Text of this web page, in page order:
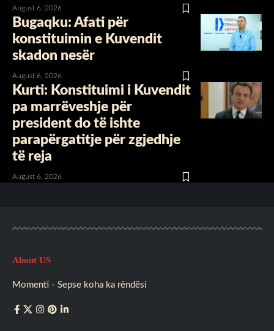
August 6, 2026
Bugaqku: Afati për
konstituimin e Kuvendit
skadon nesër
August 6, 2026
Kurti: Konstituimi i Kuvendit
pa marrëveshje për
president do të ishte
parapërgatitje për zgjedhje
të reja
August 6, 2026
About US
Momenti - Sepse koha ka rëndësi